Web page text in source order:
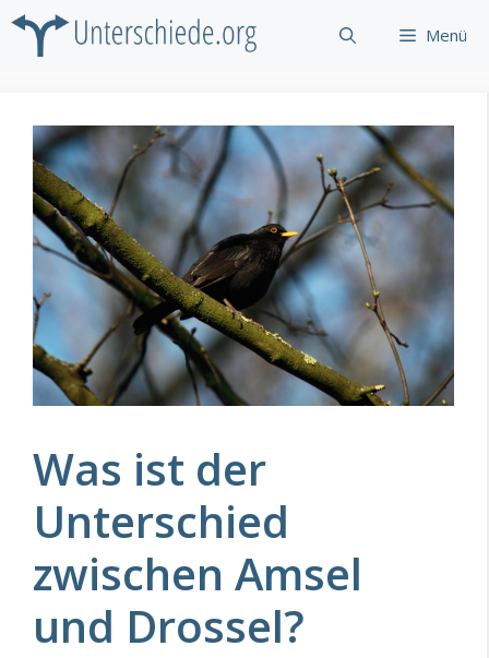
Zum
Inhalt
Menü
Was ist der
Unterschied
zwischen Amsel
und Drossel?